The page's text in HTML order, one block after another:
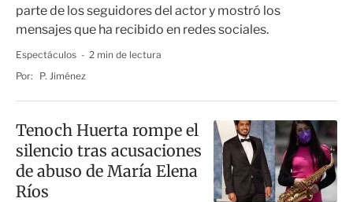
parte de los seguidores del actor y mostró los
mensajes que ha recibido en redes sociales.
Espectáculos
2 min de lectura
Por:
P. Jiménez
Tenoch Huerta rompe el
silencio tras acusaciones
de abuso de María Elena
Ríos